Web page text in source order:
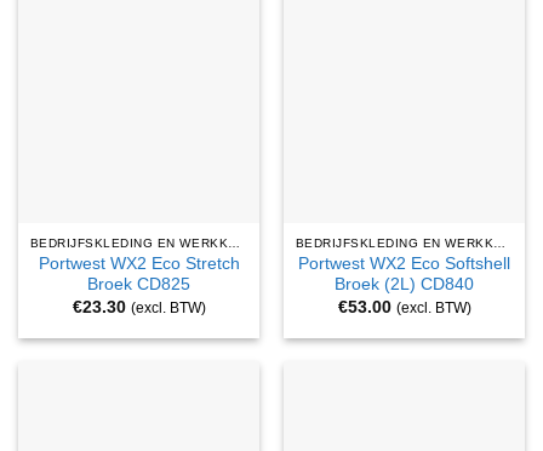
Portwest WX2 Eco Stretch
Broek CD825
€23.30 (excl. BTW)
Portwest WX2 Eco Softshell
Broek (2L) CD840
€53.00 (excl. BTW)